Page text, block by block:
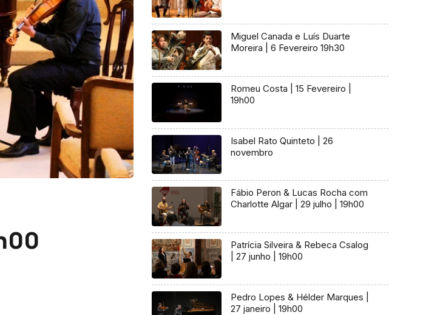
Miguel Canada e Luís Duarte
Moreira | 6 Fevereiro 19h30
Romeu Costa | 15 Fevereiro |
19h00
Isabel Rato Quinteto | 26
novembro
Fábio Peron & Lucas Rocha com
Charlotte Algar | 29 julho | 19h00
Patrícia Silveira & Rebeca Csalog
| 27 junho | 19h00
Pedro Lopes & Hélder Marques |
27 janeiro | 19h00